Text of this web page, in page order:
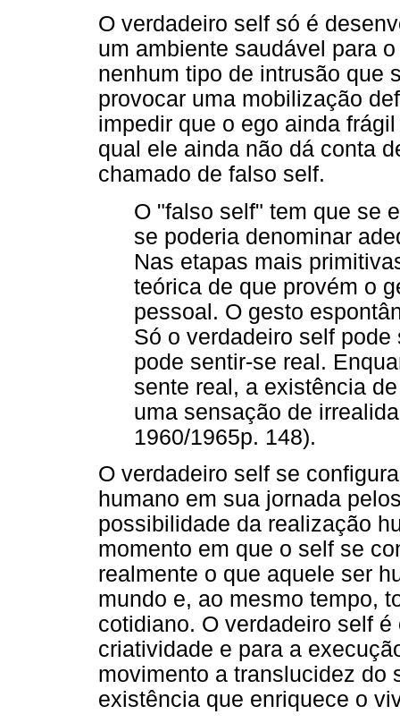
O verdadeiro self só é
um ambiente saudável para
nenhum tipo de intrusão que
provocar uma mobilização
impedir que o ego ainda
qual ele ainda não dá conta
chamado de falso self.
O "falso self" tem que se
se poderia denominar
Nas etapas mais
teórica de que provém o
pessoal. O gesto
Só o verdadeiro self
pode sentir-se real.
sente real, a existência
uma sensação de
1960/1965p. 148).
O verdadeiro self se
humano em sua jornada
possibilidade da realização
momento em que o self se
realmente o que aquele ser
mundo e, ao mesmo tempo,
cotidiano. O verdadeiro self
criatividade e para a
movimento a translucidez do
existência que enriquece o